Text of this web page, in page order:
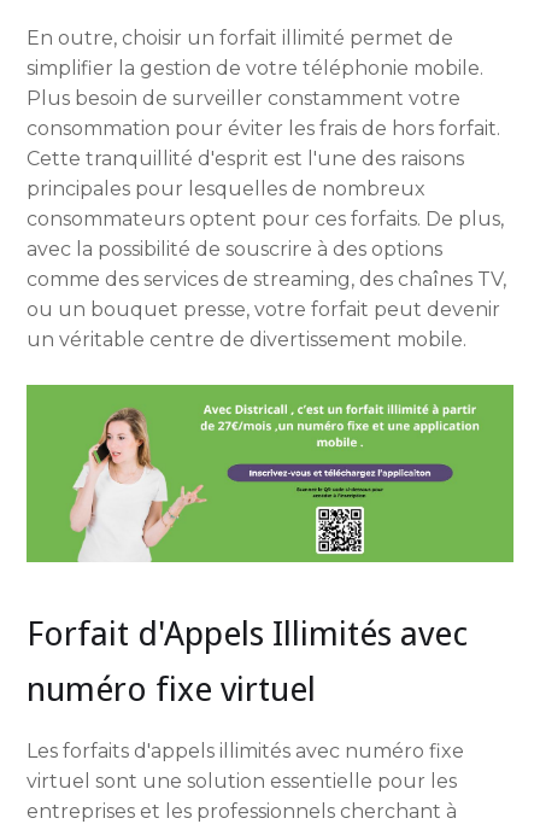
En outre, choisir un forfait illimité permet de
simplifier la gestion de votre téléphonie mobile.
Plus besoin de surveiller constamment votre
consommation pour éviter les frais de hors forfait.
Cette tranquillité d'esprit est l'une des raisons
principales pour lesquelles de nombreux
consommateurs optent pour ces forfaits. De plus,
avec la possibilité de souscrire à des options
comme des services de streaming, des chaînes TV,
ou un bouquet presse, votre forfait peut devenir
un véritable centre de divertissement mobile.
Forfait d'Appels Illimités avec
numéro fixe virtuel
Les forfaits d'appels illimités avec numéro fixe
virtuel sont une solution essentielle pour les
entreprises et les professionnels cherchant à